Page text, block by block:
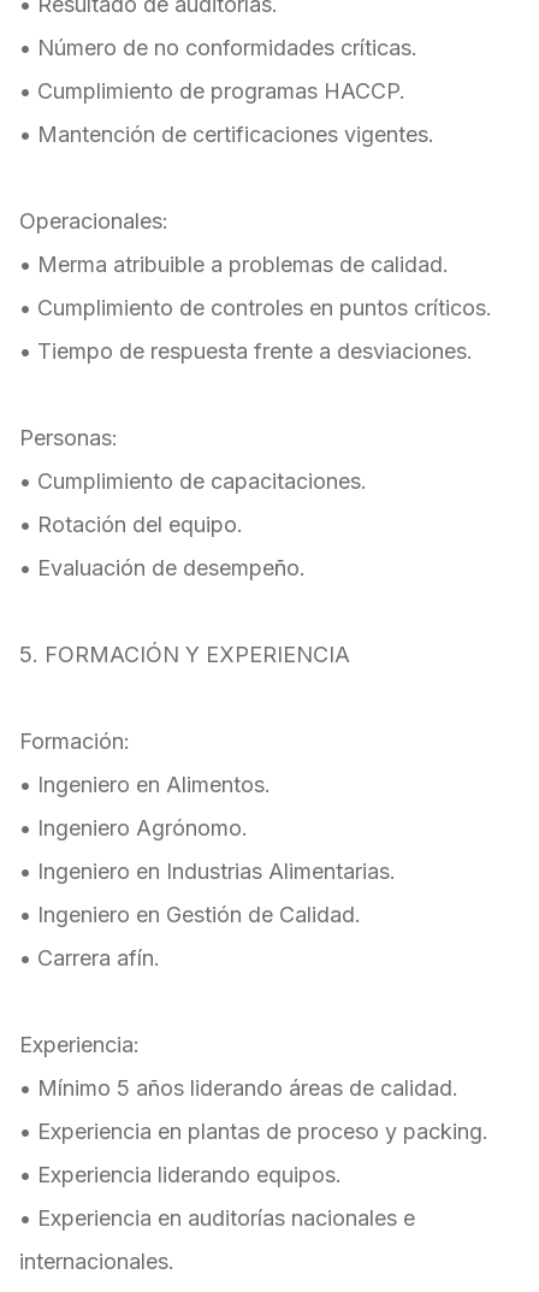
• Número de no conformidades críticas.
• Cumplimiento de programas HACCP.
• Mantención de certificaciones vigentes.
Operacionales:
• Merma atribuible a problemas de calidad.
• Cumplimiento de controles en puntos críticos.
• Tiempo de respuesta frente a desviaciones.
Personas:
• Cumplimiento de capacitaciones.
• Rotación del equipo.
• Evaluación de desempeño.
5. FORMACIÓN Y EXPERIENCIA
Formación:
• Ingeniero en Alimentos.
• Ingeniero Agrónomo.
• Ingeniero en Industrias Alimentarias.
• Ingeniero en Gestión de Calidad.
• Carrera afín.
Experiencia:
• Mínimo 5 años liderando áreas de calidad.
• Experiencia en plantas de proceso y packing.
• Experiencia liderando equipos.
• Experiencia en auditorías nacionales e
internacionales.